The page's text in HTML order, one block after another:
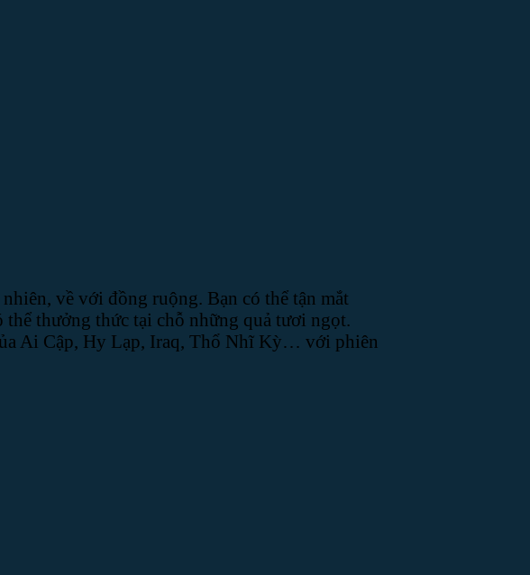
về với đồng ruộng. Bạn có thể tận mắt
thưởng thức tại chỗ những quả tươi ngọt.
Ai Cập, Hy Lạp, Iraq, Thổ Nhĩ Kỳ… với phiên